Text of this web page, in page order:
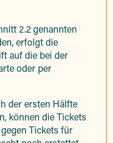
2.2 genannten
erfolgt die
auf die bei der
oder per
der ersten Hälfte
können die Tickets
Tickets für